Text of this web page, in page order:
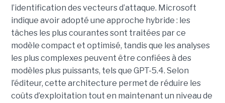
l’identification des vecteurs d’attaque. Microsoft
indique avoir adopté une approche hybride : les
tâches les plus courantes sont traitées par ce
modèle compact et optimisé, tandis que les analyses
les plus complexes peuvent être confiées à des
modèles plus puissants, tels que GPT-5.4. Selon
l’éditeur, cette architecture permet de réduire les
coûts d’exploitation tout en maintenant un niveau de